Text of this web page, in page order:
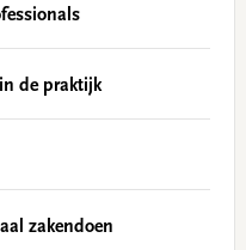
de praktijk
zakendoen